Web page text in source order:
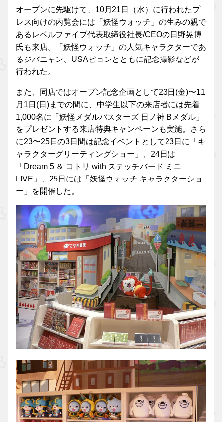
オープンに先駆けて、10月21日（水）に行われたプ
レス向けの内覧会には「妖怪ウォッチ」の生みの親で
あるレベルファイブ代表取締役社長/CEOの日野晃博
氏も来店。「妖怪ウォッチ」の人気キャラクターであ
るジバニャン、USAピョンとともに記念撮影などが
行われた。
また、同店ではオープン記念企画として23日(金)〜11
月1日(日)までの間に、中学生以下の来店者には先着
1,000名に「妖怪メダルバスターズ 日ノ神 Bメダル」
をプレゼントする来店特典キャンペーンも実施。さら
に23〜25日の3日間は記念イベントとして23日に「キ
ャラクターグリーティングショー」、24日は
「Dream 5 ＆ コトリ with ステッチバード ミニ
LIVE」、25日には「妖怪ウォッチ キャラクターショ
ー」を開催した。